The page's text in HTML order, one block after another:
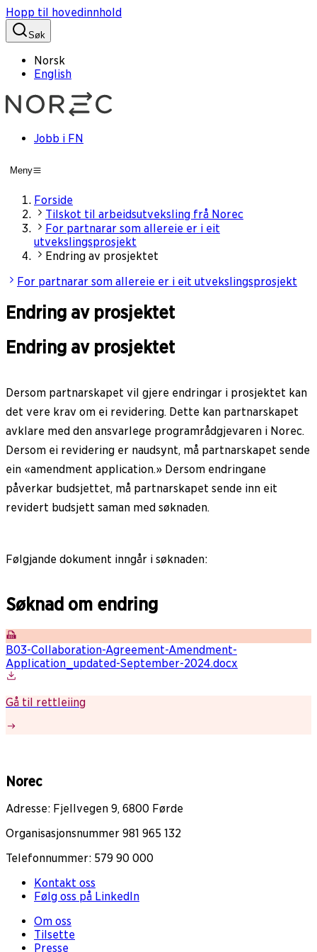
Hopp til hovedinnhold
Søk
Norsk
English
Jobb i FN
Meny
Forside
Tilskot til arbeidsutveksling frå Norec
For partnarar som allereie er i eit
utvekslingsprosjekt
Endring av prosjektet
For partnarar som allereie er i eit utvekslingsprosjekt
Endring av prosjektet
Endring av prosjektet
Dersom partnarskapet vil gjere endringar i prosjektet kan
det vere krav om ei revidering. Dette kan partnarskapet
avklare med den ansvarlege programrådgjevaren i Norec.
Dersom ei revidering er naudsynt, må partnarskapet sende
ein «amendment application.» Dersom endringane
påverkar budsjettet, må partnarskapet sende inn eit
revidert budsjett saman med søknaden.
Følgjande dokument inngår i søknaden:
Søknad om endring
B03-Collaboration-Agreement-Amendment-
Application_updated-September-2024.docx
Gå til rettleiing
Norec
Adresse: Fjellvegen 9, 6800 Førde
Organisasjonsnummer 981 965 132
Telefonnummer: 579 90 000
Kontakt oss
Følg oss på LinkedIn
Om oss
Tilsette
Presse